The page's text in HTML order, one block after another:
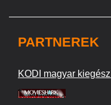
PARTNEREK
KODI magyar